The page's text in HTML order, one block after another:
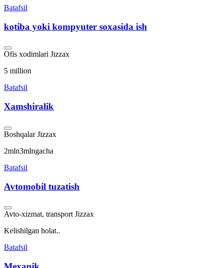
Batafsil
kotiba yoki kompyuter soxasida ish
Ofis xodimlari Jizzax
5 million
Batafsil
Xamshiralik
Boshqalar Jizzax
2mln3mlngacha
Batafsil
Avtomobil tuzatish
Avto-xizmat, transport Jizzax
Kelishilgan holat..
Batafsil